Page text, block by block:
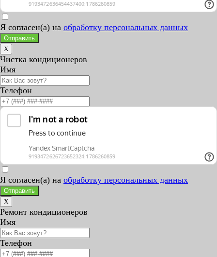
Я согласен(а) на обработку персональных данных
Отправить
X
Чистка кондиционеров
Имя
Телефон
Я согласен(а) на обработку персональных данных
Отправить
X
Ремонт кондиционеров
Имя
Телефон